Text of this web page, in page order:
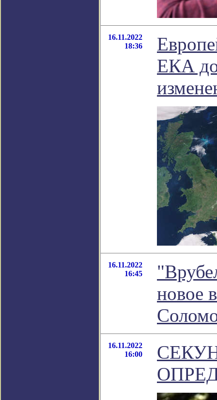
16.11.2022
18:36
ЕКА
16.11.2022
16:45
новое
16.11.2022
16:00